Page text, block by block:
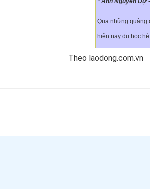
* Anh Nguyễn Dự
Qua những quảng
hiện nay du học
Theo laodong.com.vn